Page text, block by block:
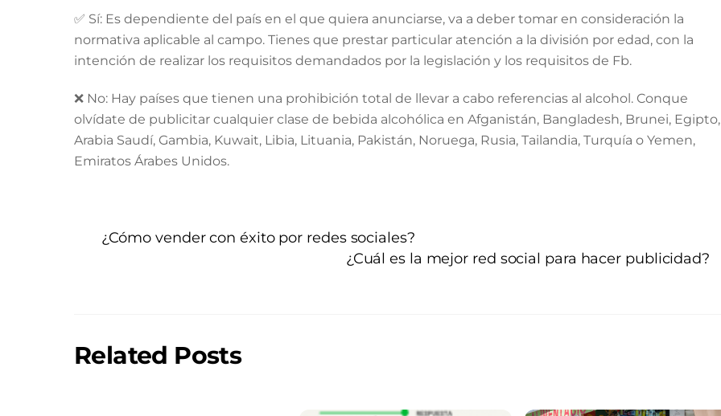
✅ Sí: Es dependiente del país en el que quiera anunciarse, va a deber tomar en consideración la
normativa aplicable al campo. Tienes que prestar particular atención a la división por edad, con la
intención de realizar los requisitos demandados por la legislación y los requisitos de Fb.
❌ No: Hay países que tienen una prohibición total de llevar a cabo referencias al alcohol. Conque
olvídate de publicitar cualquier clase de bebida alcohólica en Afganistán, Bangladesh, Brunei, Egipto,
Arabia Saudí, Gambia, Kuwait, Libia, Lituania, Pakistán, Noruega, Rusia, Tailandia, Turquía o Yemen,
Emiratos Árabes Unidos.
¿Cómo vender con éxito por redes sociales?
¿Cuál es la mejor red social para hacer publicidad?
Related Posts